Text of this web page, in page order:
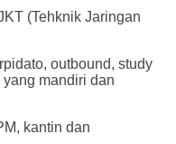
(Tehknik Jaringan
outbound, study
mandiri dan
kantin dan